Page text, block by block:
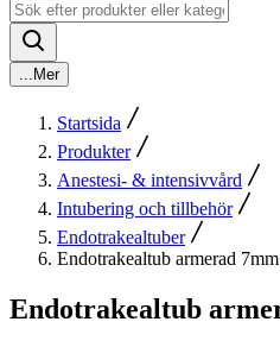
Mer
Startsida
Produkter
Anestesi- & intensivvård
Intubering och tillbehör
Endotrakealtuber
Endotrakealtub armerad 7mm
Endotrakealtub